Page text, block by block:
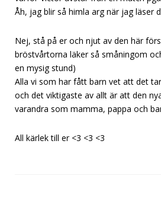
Åh, jag blir så himla arg när jag läser
Nej, stå på er och njut av den här
bröstvårtorna läker så småningom
en mysig stund)
Alla vi som har fått barn vet att det
och det viktigaste av allt är att den
varandra som mamma, pappa och
All kärlek till er <3 <3 <3